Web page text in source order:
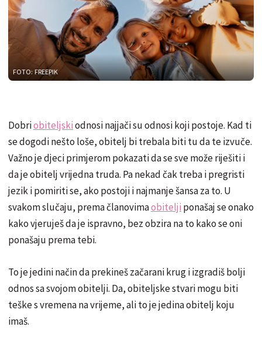
FOTO: FREEPIK
Dobriobiteljskiodnosi najjači su odnosi koji postoje. Kad ti
se dogodi nešto loše, obitelj bi trebala biti tu da te izvuče.
Važno je djeci primjerom pokazati da se sve može riješiti i
da je obitelj vrijedna truda. Pa nekad čak treba i pregristi
jezik i pomiriti se, ako postoji i najmanje šansa za to. U
svakom slučaju, prema članovimaobitelji ponašaj se onako
kako vjeruješ da je ispravno, bez obzira na to kako se oni
ponašaju prema tebi.
To je jedini način da prekineš začarani krug i izgradiš bolji
odnos sa svojom obitelji. Da, obiteljske stvari mogu biti
teške s vremena na vrijeme, ali to je jedina obitelj koju
imaš.